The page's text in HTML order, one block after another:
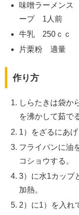
味噌ラーメンス
ープ 1人前
牛乳 250ｃｃ
片栗粉 適量
作り方
しらたきは袋か
を沸かして茹で
1）をざるにあげ
フライパンに油
コショウする。
3）に水1カップ
加熱。
2）に1）を入れ